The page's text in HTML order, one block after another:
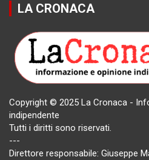
LA CRONACA
Copyright © 2025 La Cronaca -
indipendente
Tutti i diritti sono riservati.
---
Direttore responsabile: Giuseppe